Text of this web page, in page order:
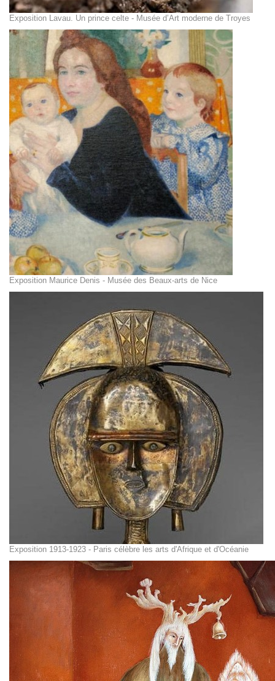
Exposition Lavau. Un prince celte - Musée d’Art moderne de Troyes
Exposition Maurice Denis - Musée des Beaux-arts de Nice
Exposition 1913-1923 - Paris célèbre les arts d'Afrique et d'Océanie